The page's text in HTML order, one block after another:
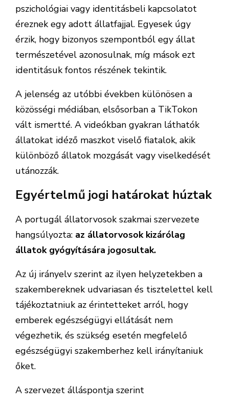
pszichológiai vagy identitásbeli kapcsolatot
éreznek egy adott állatfajjal. Egyesek úgy
érzik, hogy bizonyos szempontból egy állat
természetével azonosulnak, míg mások ezt
identitásuk fontos részének tekintik.
A jelenség az utóbbi években különösen a
közösségi médiában, elsősorban a TikTokon
vált ismertté. A videókban gyakran láthatók
állatokat idéző maszkot viselő fiatalok, akik
különböző állatok mozgását vagy viselkedését
utánozzák.
Egyértelmű jogi határokat húztak
A portugál állatorvosok szakmai szervezete
hangsúlyozta: az állatorvosok kizárólag
állatok gyógyítására jogosultak.
Az új irányelv szerint az ilyen helyzetekben a
szakembereknek udvariasan és tisztelettel kell
tájékoztatniuk az érintetteket arról, hogy
emberek egészségügyi ellátását nem
végezhetik, és szükség esetén megfelelő
egészségügyi szakemberhez kell irányítaniuk
őket.
A szervezet álláspontja szerint